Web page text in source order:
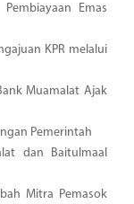
Emas
KPR melalui
Muamalat Ajak
Pemerintah
dan Baitulmaal
Mitra Pemasok